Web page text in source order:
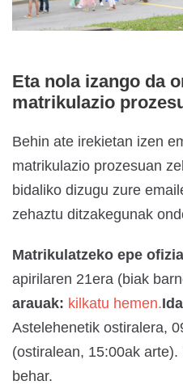
Eta nola izango da
matrikulazio
Behin ate irekietan izen
matrikulazio prozesuan
bidaliko dizugu zure
zehaztu ditzakegunak
Matrikulatzeko epe
apirilaren 21era (biak
arauak: kilkatu hemen.
Astelehenetik ostiralera,
(ostiralean, 15:00ak
behar.